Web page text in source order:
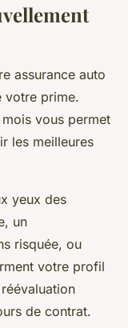
assurance auto
votre prime.
vous permet
les meilleures
yeux des
un
risquée, ou
votre profil
de contrat.